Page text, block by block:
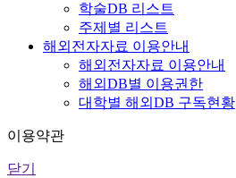
학술DB 리스트
주제별 리스트
해외전자자료 이용안내
해외전자자료 이용안내
해외DB별 이용권한
대학별 해외DB 구독현황
이용약관
닫기